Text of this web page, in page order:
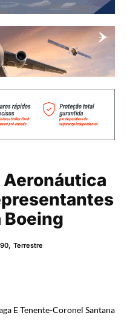
Aeronáutica
Boeing
,Terrestre
ETenente-Coronel Santana